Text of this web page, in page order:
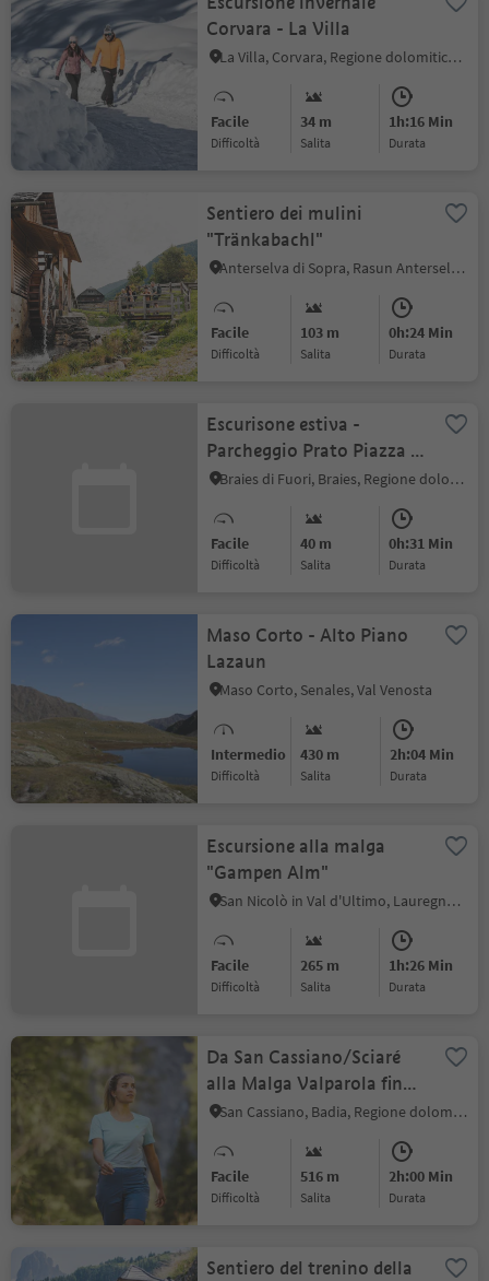
Corvara - La Villa
La Villa, Corvara, Regione dolomitica Alta Badia
Facile
Difficoltà
34 m
Salita
1h:16 Min
durata
Sentiero dei mulini
"Tränkabachl"
Anterselva di Sopra, Rasun Anterselva, Regione dolomitica Plan de Corones
Facile
Difficoltà
103 m
Salita
0h:24 Min
durata
Escurisone estiva -
Parcheggio Prato Piazza -
Rif. Vallandro
Braies di Fuori, Braies, Regione dolomitica 3 Cime
Facile
Difficoltà
40 m
Salita
0h:31 Min
durata
Maso Corto - Alto Piano
Lazaun
Maso Corto, Senales, Val Venosta
Intermedio
Difficoltà
430 m
Salita
2h:04 Min
durata
Escursione alla malga
"Gampen Alm"
San Nicolò in Val d'Ultimo, Lauregno, Merano e dintorni
Facile
Difficoltà
265 m
Salita
1h:26 Min
durata
Da San Cassiano/Sciaré
alla Malga Valparola fino
al Passo Valparola
San Cassiano, Badia, Regione dolomitica Alta Badia
Facile
Difficoltà
516 m
Salita
2h:00 Min
durata
Sentiero del trenino della